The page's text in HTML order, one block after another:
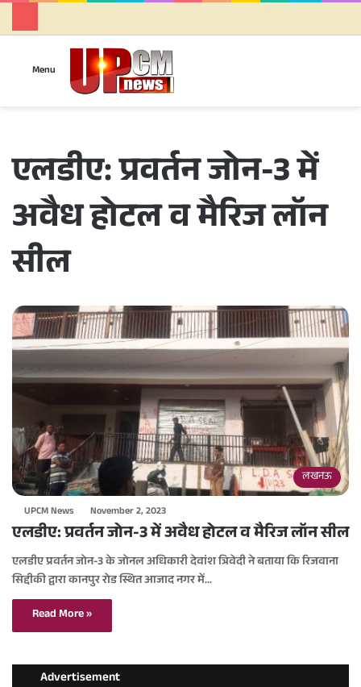
Menu
एलडीए: प्रवर्तन जोन-3 में
अवैध होटल व मैरिज लॉन
सील
लखनऊ
UPCM News November 2, 2023
एलडीए: प्रवर्तन जोन-3 में अवैध होटल व मैरिज लॉन सील
एलडीए प्रवर्तन जोन-3 के जोनल अधिकारी देवांश त्रिवेदी ने बताया कि रिजवाना
सिद्दीकी द्वारा कानपुर रोड स्थित आजाद नगर में…
Read More »
Advertisement